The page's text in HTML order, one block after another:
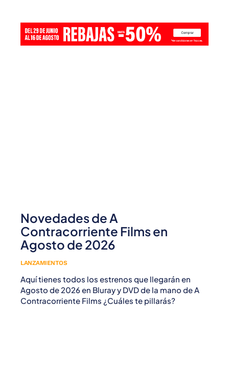
Novedades de A
Contracorriente Films en
Agosto de 2026
LANZAMIENTOS
Aquí tienes todos los estrenos que llegarán en
Agosto de 2026 en Bluray y DVD de la mano de A
Contracorriente Films ¿Cuáles te pillarás?